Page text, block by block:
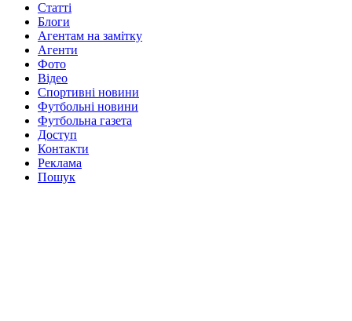
Статті
Блоги
Агентам на замітку
Агенти
Фото
Відео
Спортивні новини
Футбольні новини
Футбольна газета
Доступ
Контакти
Реклама
Пошук